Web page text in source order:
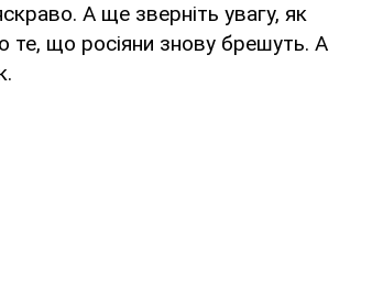
А ще зверніть увагу, як
те, що росіяни знову брешуть. А